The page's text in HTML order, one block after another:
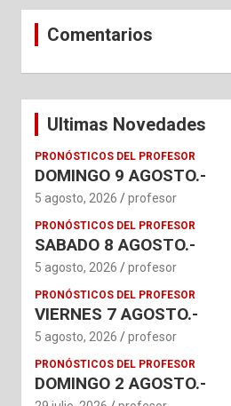
Comentarios
Ultimas Novedades
PRONÓSTICOS DEL PROFESOR
DOMINGO 9 AGOSTO.-
5 agosto, 2026 profesor
PRONÓSTICOS DEL PROFESOR
SABADO 8 AGOSTO.-
5 agosto, 2026 profesor
PRONÓSTICOS DEL PROFESOR
VIERNES 7 AGOSTO.-
5 agosto, 2026 profesor
PRONÓSTICOS DEL PROFESOR
DOMINGO 2 AGOSTO.-